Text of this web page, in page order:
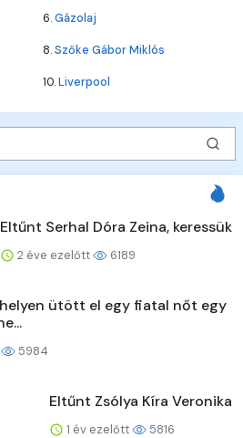
6.Gázolaj
8.Szőke Gábor Miklós
10.Liverpool
Eltűnt Serhal Dóra Zeina, keressük
2 éve ezelőtt 6189
ütött el egy fiatal nőt egy
5984
Eltűnt Zsólya Kíra Veronika
1 év ezelőtt 5816